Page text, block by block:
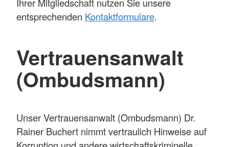
entsprechenden Kontaktformulare.
Vertrauensanwalt
(Ombudsmann)
Unser Vertrauens­anwalt (Ombuds­mann) Dr.
Rainer Buchert nimmt ver­trau­lich Hinweise auf